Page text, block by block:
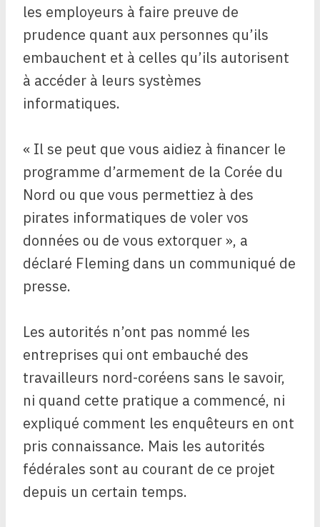
les employeurs à faire preuve de
prudence quant aux personnes qu’ils
embauchent et à celles qu’ils autorisent
à accéder à leurs systèmes
informatiques.
« Il se peut que vous aidiez à financer le
programme d’armement de la Corée du
Nord ou que vous permettiez à des
pirates informatiques de voler vos
données ou de vous extorquer », a
déclaré Fleming dans un communiqué de
presse.
Les autorités n’ont pas nommé les
entreprises qui ont embauché des
travailleurs nord-coréens sans le savoir,
ni quand cette pratique a commencé, ni
expliqué comment les enquêteurs en ont
pris connaissance. Mais les autorités
fédérales sont au courant de ce projet
depuis un certain temps.